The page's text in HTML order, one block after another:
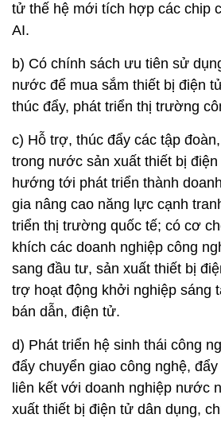
tử thế hệ mới tích hợp các chip
AI.
b) Có chính sách ưu tiên sử
nước để mua sắm thiết bị điện
thúc đẩy, phát triển thị trường
c) Hỗ trợ, thúc đẩy các tập
trong nước sản xuất thiết bị
hướng tới phát triển thành
gia nâng cao năng lực cạnh
triển thị trường quốc tế; có cơ
khích các doanh nghiệp công
sang đầu tư, sản xuất thiết bị
trợ hoạt động khởi nghiệp sáng
bán dẫn, điện tử.
d) Phát triển hệ sinh thái công
đẩy chuyển giao công nghệ,
liên kết với doanh nghiệp nước
xuất thiết bị điện tử dân dụng,